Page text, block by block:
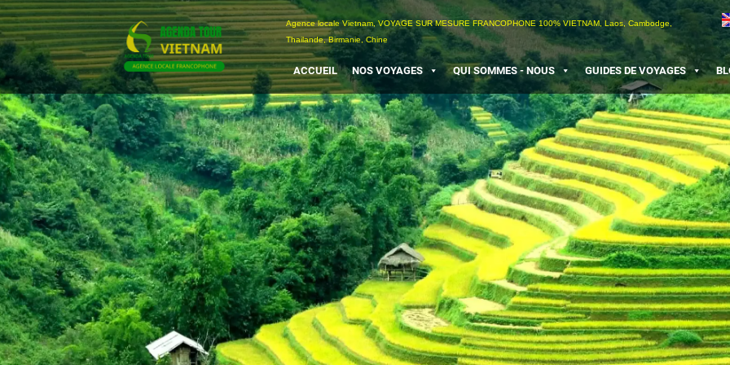
Passer
au
contenu
Agence locale Vietnam, VOYAGE SUR MESURE FRANCOPHONE 100% VIETNAM, Laos, Cambodge,
Thailande, Birmanie, Chine
ACCUEIL NOS VOYAGES QUI SOMMES - NOUS GUIDES DE VOYAGES